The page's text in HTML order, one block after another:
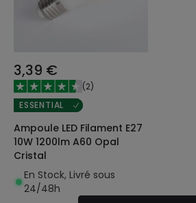
3,39 €
(2)
ESSENTIAL
Ampoule LED Filament E27
10W 1200lm A60 Opal
Cristal
En Stock, Livré sous
24/48h